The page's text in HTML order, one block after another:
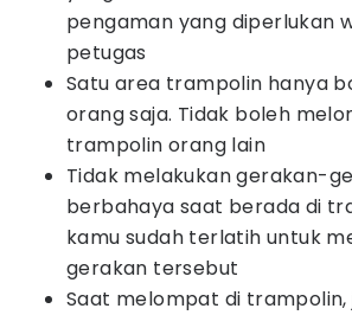
pengaman yang diperlukan
petugas
Satu area trampolin hanya
orang saja. Tidak boleh
trampolin orang lain
Tidak melakukan gerakan-
berbahaya saat berada di
kamu sudah terlatih untuk
gerakan tersebut
Saat melompat di trampolin,